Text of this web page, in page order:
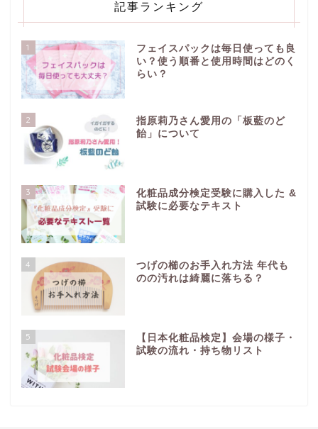
記事ランキング
1
フェイスパックは毎日使っても良
い？使う順番と使用時間はどのく
らい？
2
指原莉乃さん愛用の「板藍のど
飴」について
3
化粧品成分検定受験に購入した &
試験に必要なテキスト
4
つげの櫛のお手入れ方法 年代も
のの汚れは綺麗に落ちる？
5
【日本化粧品検定】会場の様子・
試験の流れ・持ち物リスト